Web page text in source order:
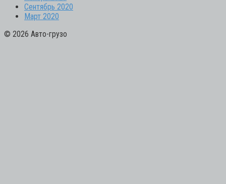
Сентябрь 2020
Март 2020
© 2026 Авто-грузо